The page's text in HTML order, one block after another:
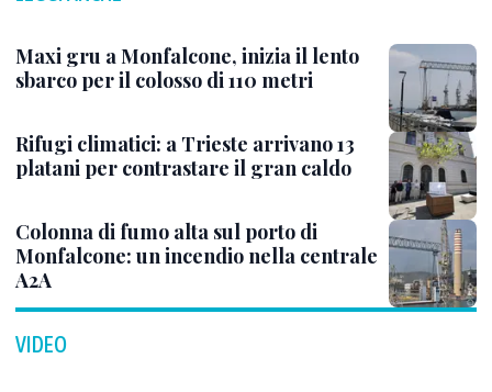
Maxi gru a Monfalcone, inizia il lento
sbarco per il colosso di 110 metri
Rifugi climatici: a Trieste arrivano 13
platani per contrastare il gran caldo
Colonna di fumo alta sul porto di
Monfalcone: un incendio nella centrale
A2A
VIDEO